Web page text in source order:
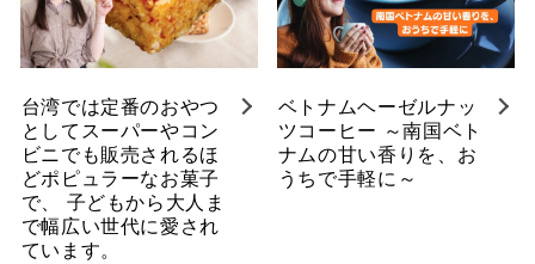
台湾では定番のおやつ
としてスーパーやコン
ビニでも販売されるほ
どポピュラーなお菓子
で、 子どもから大人ま
で幅広い世代に愛され
ています。
ベトナムヘーゼルナッ
ツコーヒー ～南国ベト
ナムの甘い香りを、お
うちで手軽に～